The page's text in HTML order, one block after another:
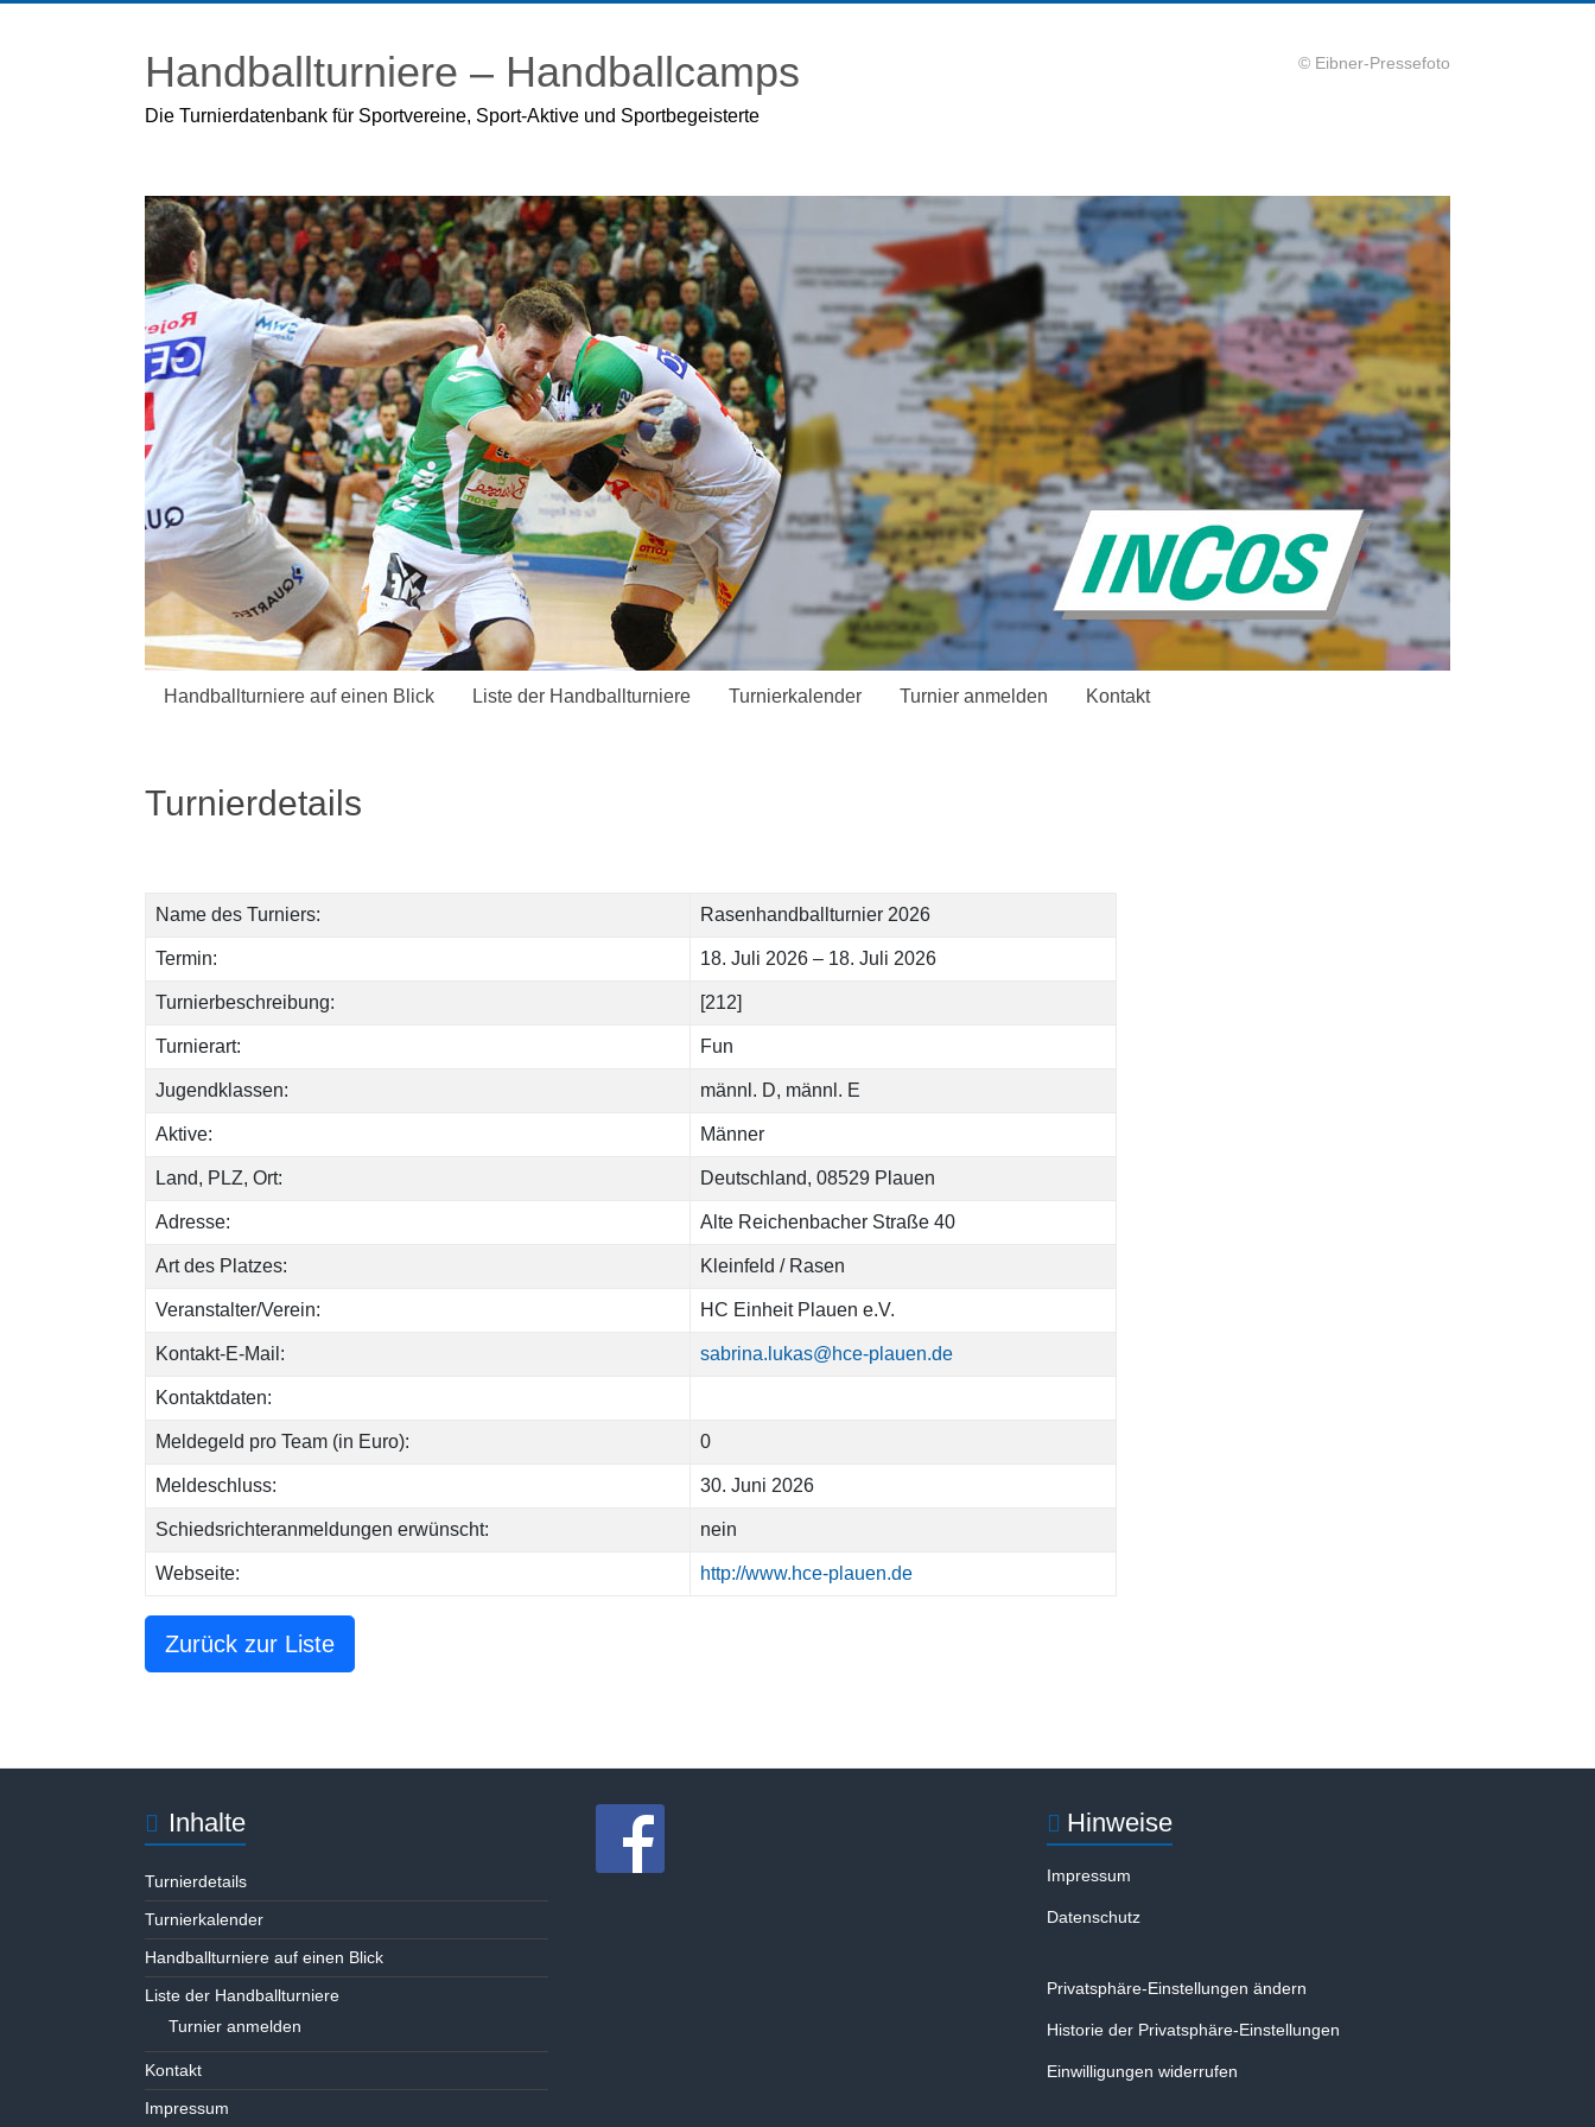
Handballturniere – Handballcamps
Die Turnierdatenbank für Sportvereine, Sport-Aktive und Sportbegeisterte
© Eibner-Pressefoto
Handballturniere auf einen Blick Liste der Handballturniere Turnierkalender Turnier anmelden Kontakt
Turnierdetails
Name des Turniers: Rasenhandballturnier 2026
Termin: 18. Juli 2026 – 18. Juli 2026
Turnierbeschreibung: [212]
Turnierart: Fun
Jugendklassen: männl. D, männl. E
Aktive: Männer
Land, PLZ, Ort: Deutschland, 08529 Plauen
Adresse: Alte Reichenbacher Straße 40
Art des Platzes: Kleinfeld / Rasen
Veranstalter/Verein: HC Einheit Plauen e.V.
Kontakt-E-Mail: sabrina.lukas@hce-plauen.de
Kontaktdaten:
Meldegeld pro Team (in Euro): 0
Meldeschluss: 30. Juni 2026
Schiedsrichteranmeldungen erwünscht: nein
Webseite: http://www.hce-plauen.de
Zurück zur Liste
Inhalte
Turnierdetails
Turnierkalender
Handballturniere auf einen Blick
Liste der Handballturniere
Turnier anmelden
Kontakt
Impressum
Hinweise
Impressum
Datenschutz
Privatsphäre-Einstellungen ändern
Historie der Privatsphäre-Einstellungen
Einwilligungen widerrufen